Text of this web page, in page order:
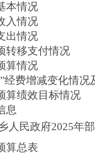
本情况
入情况
出情况
转移支付情况
算情况
经费增减变化情况
算绩效目标情况
息
人民政府2025年
算总表